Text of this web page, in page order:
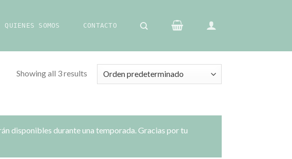
QUIENES SOMOS CONTACTO
Showing all 3 results
disponibles durante una temporada. Gracias por tu